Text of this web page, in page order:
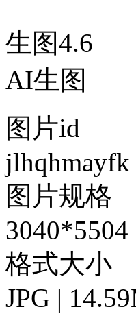
生图4.6
AI生图
图片id
jlhqhmayfk
图片规格
3040*5504
格式大小
JPG |